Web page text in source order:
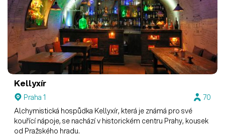
Kellyxír
Praha 1
70
Alchymistická hospůdka Kellyxír, která je známá pro své
kouřící nápoje, se nachází v historickém centru Prahy, kousek
od Pražského hradu.